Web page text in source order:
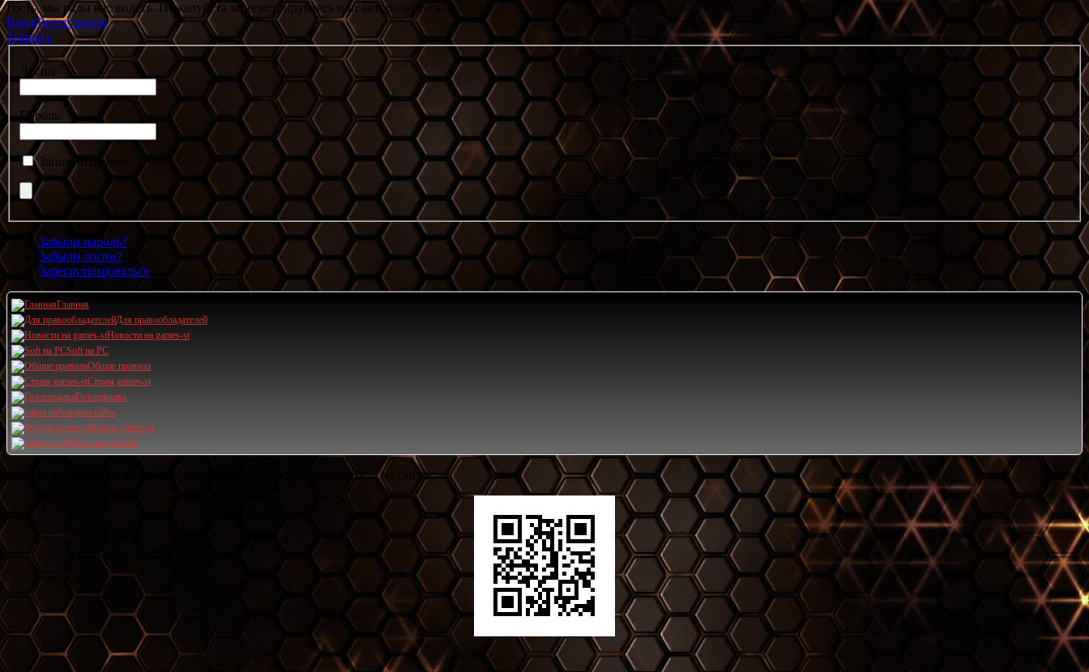
Гость, мы рады вас видеть. Пожалуйста зарегистрируйтесь или авторизуйтесь!
Вход/Регистрация
Закрыть
Логин
Пароль
Запомнить меня
Забыли пароль?
Забыли логин?
Зарегистрироваться
Главная
Для правообладателей
Новости на games-st
Soft на PC
Общие правила
Стрим games-st
Голосовалка
карта сайта
Форум games-st
Games-st RSS
Сейчас 250 гостей и ни одного зарегистрированного пользователя на сайте